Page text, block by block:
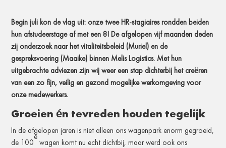
Begin juli kon de vlag uit: onze twee HR-stagiaires rondden beiden
hun afstudeerstage af met een 8! De afgelopen vijf maanden deden
zij onderzoek naar het vitaliteitsbeleid (Muriel) en de
gespreksvoering (Maaike) binnen Melis Logistics. Met hun
uitgebrachte adviezen zijn wij weer een stap dichterbij het creëren
van een zo fijn, veilig en gezond mogelijke werkomgeving voor
onze medewerkers.
Groeien én tevreden houden tegelijk
In de afgelopen jaren is niet alleen ons wagenpark enorm gegroeid,
de 100
e
wagen komt nu echt dichtbij, maar werd ook ons